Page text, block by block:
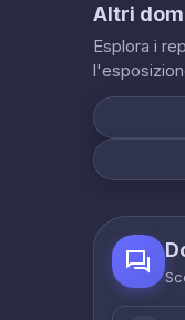
Altri
Esplora i